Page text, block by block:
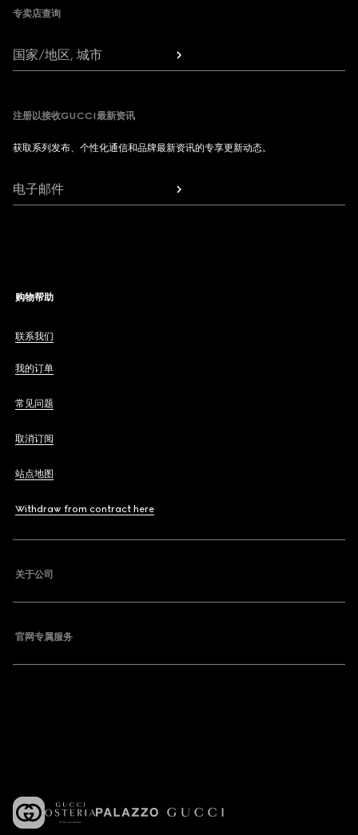
专卖店查询
国家/地区, 城市
注册以接收GUCCI最新资讯
获取系列发布、个性化通信和品牌最新资讯的专享更新动态。
电子邮件
购物帮助
联系我们
我的订单
常见问题
取消订阅
站点地图
Withdraw from contract here
关于公司
官网专属服务